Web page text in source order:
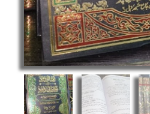
شرح
سنن
ابی
داود
quantity